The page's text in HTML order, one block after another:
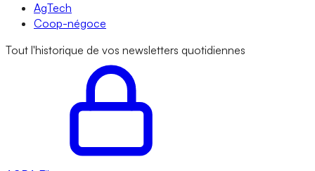
AgTech
Coop-négoce
Tout l'historique de vos newsletters quotidiennes